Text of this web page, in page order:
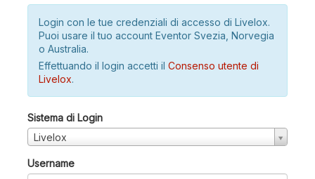
Login con le tue credenziali di accesso di Livelox.
Puoi usare il tuo account Eventor Svezia, Norvegia
o Australia.
Effettuando il login accetti il Consenso utente di
Livelox.
Sistema di Login
Livelox
Username